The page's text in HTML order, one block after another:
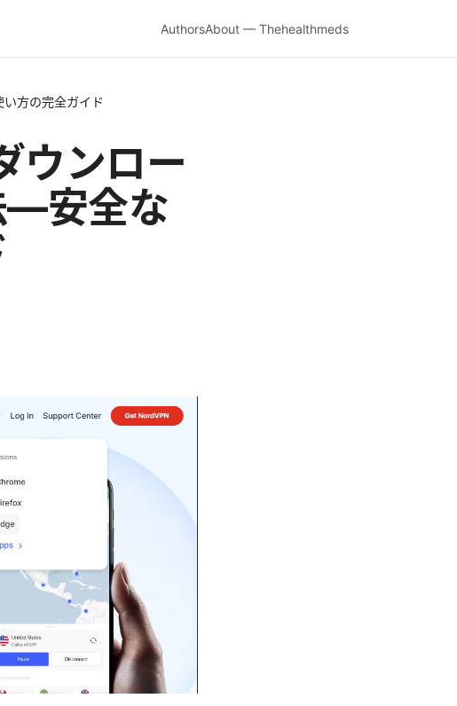
AuthorsAbout — Thehealthmeds
方の完全ガイド
ウンロー
—安全な